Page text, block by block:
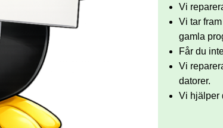
Vi
Vi tar
gamla
Får du
Vi
datorer.
Vi hjälper